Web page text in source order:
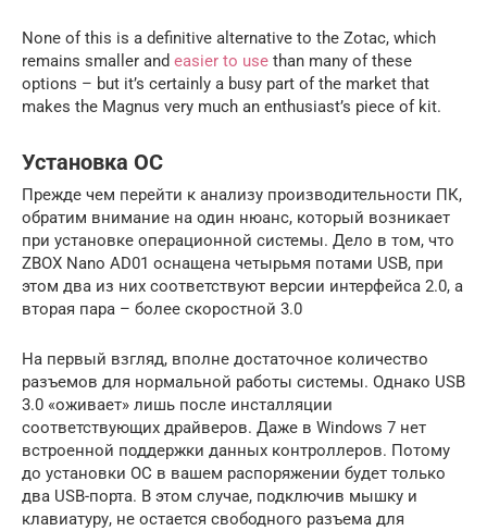
None of this is a definitive alternative to the Zotac, which
remains smaller and easier to use than many of these
options – but it’s certainly a busy part of the market that
makes the Magnus very much an enthusiast’s piece of kit.
Установка ОС
Прежде чем перейти к анализу производительности ПК,
обратим внимание на один нюанс, который возникает
при установке операционной системы. Дело в том, что
ZBOX Nano AD01 оснащена четырьмя потами USB, при
этом два из них соответствуют версии интерфейса 2.0, а
вторая пара – более скоростной 3.0
На первый взгляд, вполне достаточное количество
разъемов для нормальной работы системы. Однако USB
3.0 «оживает» лишь после инсталляции
соответствующих драйверов. Даже в Windows 7 нет
встроенной поддержки данных контроллеров. Потому
до установки ОС в вашем распоряжении будет только
два USB-порта. В этом случае, подключив мышку и
клавиатуру, не остается свободного разъема для